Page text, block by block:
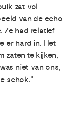
zat vol
van de echo
Ze had relatief
er hard in. Het
zaten te kijken,
niet van ons,
schok.”